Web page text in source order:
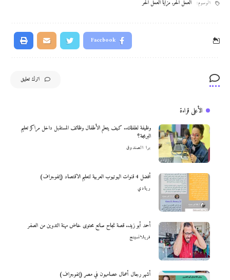
الوسوم: العمل الحر,مزايا العمل الحر
Facebook
اترك تعليق
الأعلى قراءة
وظيفة لطفلك.. كيف يتعلم الأطفال وظائف المستقبل داخل مراكز تعليم
البرمجة؟
برا الصندوق
أفضل 4 قنوات اليوتيوب العربية لتعليم الاقتصاد (إنفوجراف)
ريادي
أحمد أبو زيد.. قصة نجاح صانع محتوى خاض مهنة التدوين من الصفر
فريلانسينج
أشهر رجال أعمال عصاميون في مصر (إنفوجراف)